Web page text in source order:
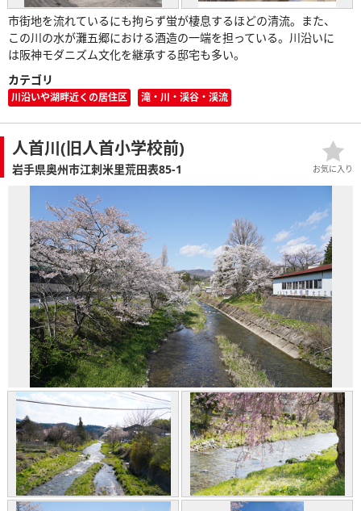
市街地を流れているにも拘らず蛍が棲息するほどの清流。また、
この川の水が灘五郷における酒造の一端を担っている。川沿いに
は阪神モダニズム文化を継承する邸宅も多い。
カテゴリ
川沿いや湖畔近くの居住区 滝・川・渓谷・渓流
人首川(旧人首小学校前)
岩手県奥州市江刺米里荒田表85-1 お気に入り